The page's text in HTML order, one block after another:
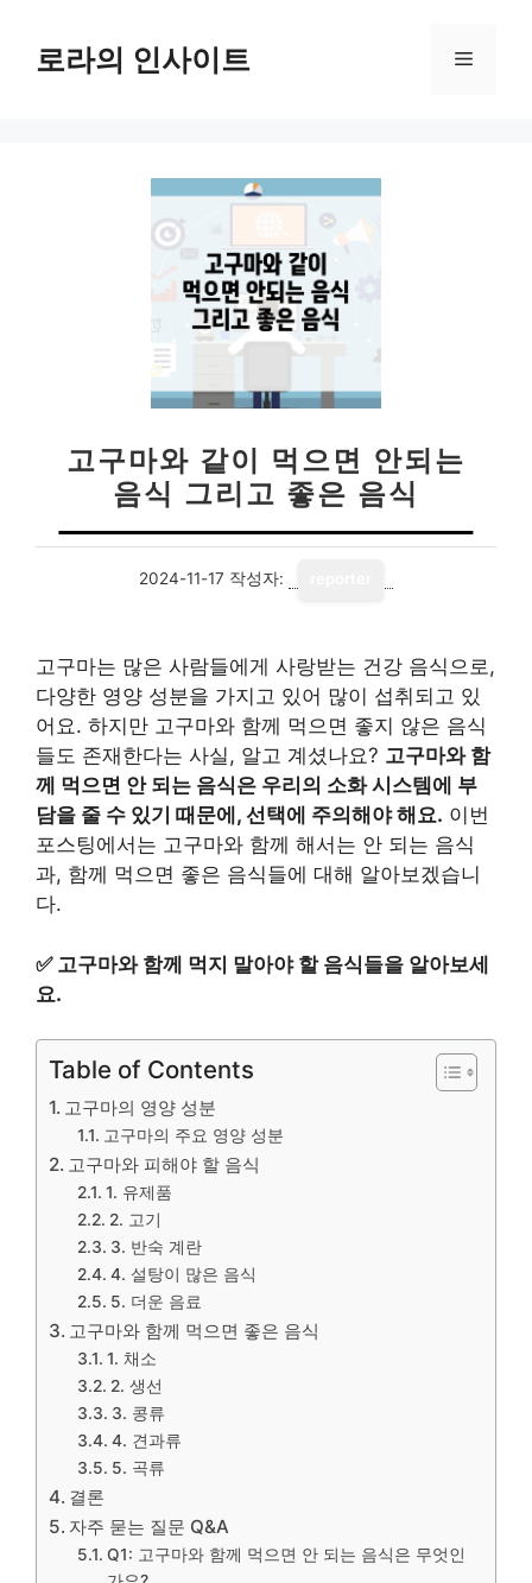
로라의 인사이트 메
고구마와 같이 먹으면 안되는
음식 그리고 좋은 음식
2024-11-17 작성자:
고구마는 많은 사람들에게 사랑받는 건강 음식으로,
다양한 영양 성분을 가지고 있어 많이 섭취되고 있
어요. 하지만 고구마와 함께 먹으면 좋지 않은 음식
들도 존재한다는 사실, 알고 계셨나요? 고구마와 함
께 먹으면 안 되는 음식은 우리의 소화 시스템에 부
담을 줄 수 있기 때문에, 선택에 주의해야 해요. 이번
포스팅에서는 고구마와 함께 해서는 안 되는 음식
과, 함께 먹으면 좋은 음식들에 대해 알아보겠습니
다.
✅ 고구마와 함께 먹지 말아야 할 음식들을 알아보세
요.
Table of Contents
고구마의 영양 성분
고구마의 주요 영양 성분
고구마와 피해야 할 음식
1. 유제품
2. 고기
3. 반숙 계란
4. 설탕이 많은 음식
5. 더운 음료
고구마와 함께 먹으면 좋은 음식
1. 채소
2. 생선
3. 콩류
4. 견과류
5. 곡류
결론
자주 묻는 질문 Q&A
Q1: 고구마와 함께 먹으면 안 되는 음식은 무엇인